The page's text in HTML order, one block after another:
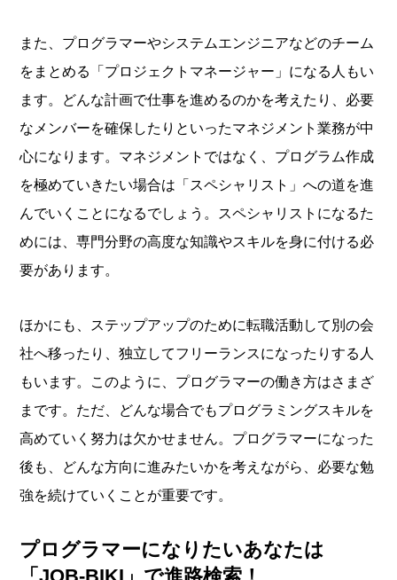
また、プログラマーやシステムエンジニアなどのチーム
をまとめる「プロジェクトマネージャー」になる人もい
ます。どんな計画で仕事を進めるのかを考えたり、必要
なメンバーを確保したりといったマネジメント業務が中
心になります。マネジメントではなく、プログラム作成
を極めていきたい場合は「スペシャリスト」への道を進
んでいくことになるでしょう。スペシャリストになるた
めには、専門分野の高度な知識やスキルを身に付ける必
要があります。
ほかにも、ステップアップのために転職活動して別の会
社へ移ったり、独立してフリーランスになったりする人
もいます。このように、プログラマーの働き方はさまざ
まです。ただ、どんな場合でもプログラミングスキルを
高めていく努力は欠かせません。プログラマーになった
後も、どんな方向に進みたいかを考えながら、必要な勉
強を続けていくことが重要です。
プログラマーになりたいあなたは